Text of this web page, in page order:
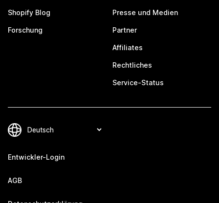
Shopify Blog
Forschung
Presse und Medien
Partner
Affiliates
Rechtliches
Service-Status
Entwickler-Login
AGB